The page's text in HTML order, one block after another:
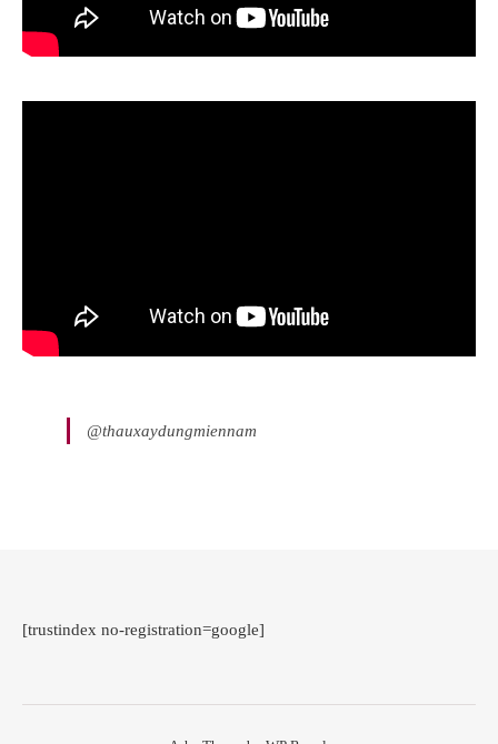
@thauxaydungmiennam
[trustindex no-registration=google]